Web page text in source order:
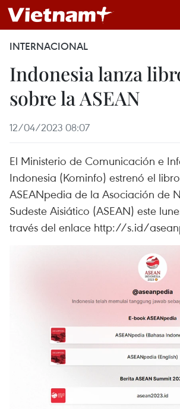
INTERNACIONAL
Indonesia lanza
sobre la ASEAN
12/04/2023 08:07
El Ministerio de Comunicación e
Indonesia (Kominfo) estrenó el
ASEANpedia de la Asociación de
Sudeste Aisiático (ASEAN) este
través del enlace http://s.id/